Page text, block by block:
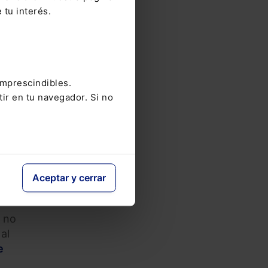
tu interés.
en tu navegador. Si no
Aceptar y cerrar
no